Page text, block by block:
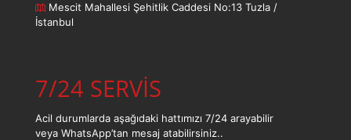
Mescit Mahallesi Şehitlik Caddesi No:13 Tuzla /
İstanbul
7/24 SERVİS
Acil durumlarda aşağıdaki hattımızı 7/24 arayabilir
veya WhatsApp’tan mesaj atabilirsiniz..